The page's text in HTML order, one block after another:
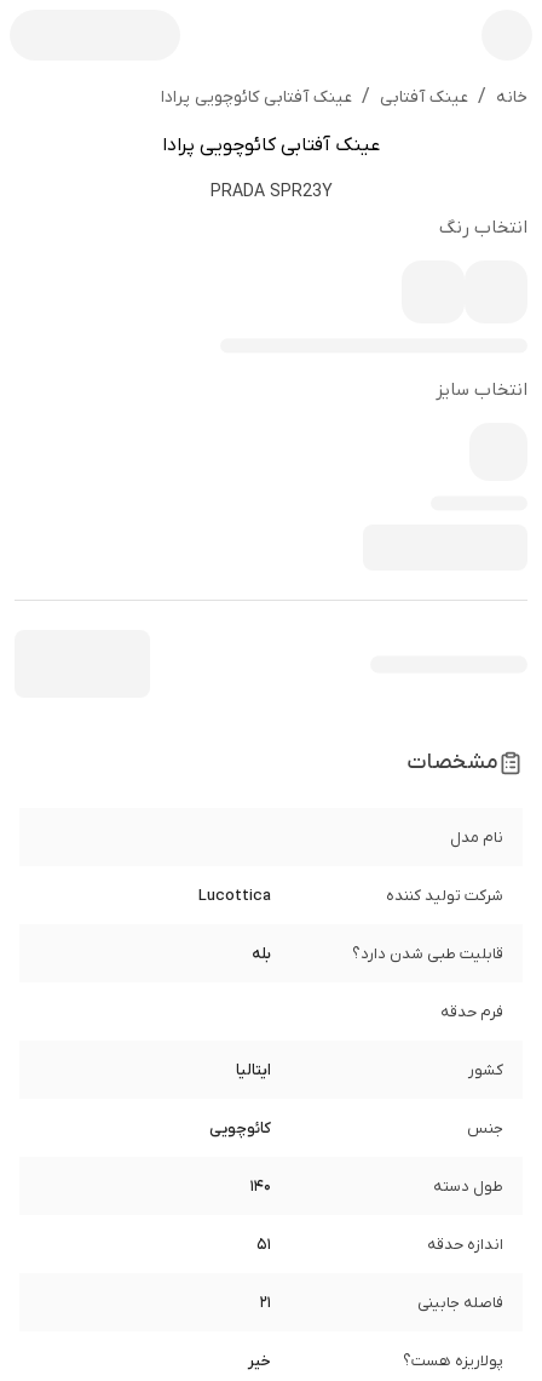
خانه / عینک آفتابی / عینک آفتابی کائوچویی پرادا
عینک آفتابی کائوچویی پرادا
PRADA SPR23Y
انتخاب رنگ
انتخاب سایز
مشخصات
نام مدل
شرکت تولید کننده Lucottica
قابلیت طبی شدن دارد؟ بله
فرم حدقه
کشور ایتالیا
جنس کائوچویی
طول دسته 140
اندازه حدقه 51
فاصله جابینی 21
پولاریزه هست؟ خیر